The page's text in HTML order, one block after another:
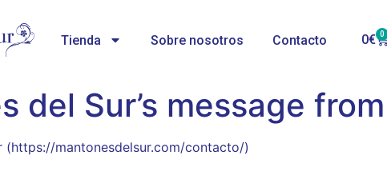
Tienda Sobre nosotros Contacto 0€ 0
del Sur’s message
(https://mantonesdelsur.com/contacto/)